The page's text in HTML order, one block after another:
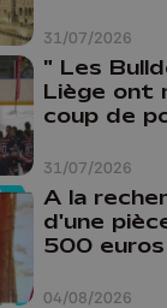
31/07/2026
31/07/2026
" Les
Liège ont
coup de
04/08/2026
A la
d'une
500 euros